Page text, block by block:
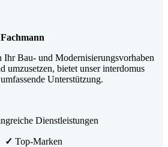
Ihr Bau- und Modernisierungsvorhaben
umzusetzen, bietet unser interdomus
Unterstützung.
Dienstleistungen
✓ Top-Marken